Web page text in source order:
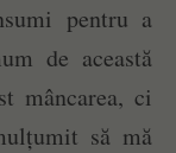
pentru a
de această
mâncarea, ci
să mă